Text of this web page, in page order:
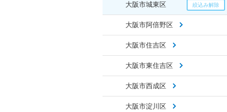
大阪市城東区
大阪市阿倍野区
大阪市住吉区
大阪市東住吉区
大阪市西成区
大阪市淀川区